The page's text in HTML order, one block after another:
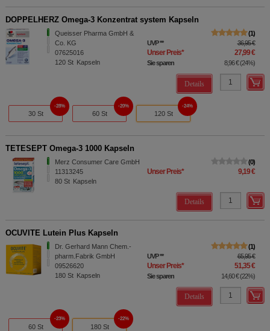
DOPPELHERZ Omega-3 Konzentrat system Kapseln
Queisser Pharma GmbH &
Co. KG
07625016
120 St Kapseln
1
UVP** 36,95 €
Unser Preis* 27,99 €
Sie sparen 8,96 €(24%)
Details
30 St
28%
60 St
20%
120 St
24%
TETESEPT Omega-3 1000 Kapseln
Merz Consumer Care GmbH
11313245
80 St Kapseln
0
Unser Preis* 9,19 €
Details
OCUVITE Lutein Plus Kapseln
Dr. Gerhard Mann Chem.-
pharm.Fabrik GmbH
09526620
180 St Kapseln
1
UVP** 65,95 €
Unser Preis* 51,35 €
Sie sparen 14,60 €(22%)
Details
60 St
23%
180 St
22%